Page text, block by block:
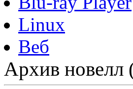
Linux
Веб
Архив новелл